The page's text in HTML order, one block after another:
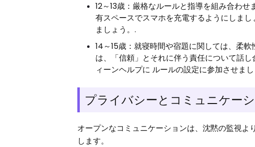
12～13歳：厳格なルールと指導を組み合わ
有スペースでスマホを充電するようにしま
ましょう。.
14～15歳：就寝時間や宿題に関しては、柔
は、「信頼」とそれに伴う責任について話
ィーンヘルプに ルールの設定に参加させま
プライバシーとコミュニケー
オープンなコミュニケーションは、沈黙の監視
します。